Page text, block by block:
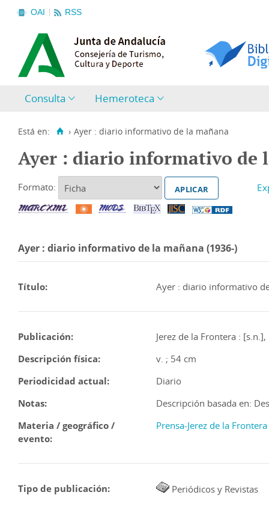
OAI RSS
Consulta Hemeroteca
Está en: › Ayer : diario informativo de la mañana
Ayer : diario informativo de
Formato:
Ayer : diario informativo de la mañana (1936-)
Título: Ayer : diario informativo
Publicación:
Jerez de la Frontera :
Descripción física:
v. ; 54 cm
Periodicidad actual:
Diario
Notas:
Descripción basada en:
Materia / geográfico /
evento:
Prensa-Jerez de la Frontera
Tipo de publicación: Periódicos y Revistas